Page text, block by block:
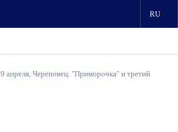
RU
9 апреля, Череповец. "Приморочка" и третий